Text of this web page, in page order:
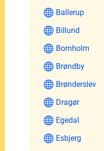
Ballerup
Billund
Bornholm
Brøndby
Brønderslev
Dragør
Egedal
Esbjerg